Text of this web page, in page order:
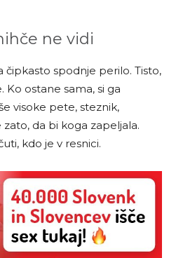
ne vidi
spodnje perilo. Tisto,
Ko ostane sama, si ga
visoke pete, steznik,
da bi koga zapeljala.
kdo je v resnici.